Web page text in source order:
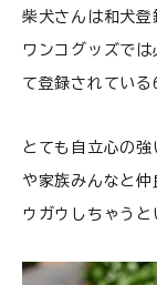
0120-
柴犬さんは和犬登
ワンコグッズで
て登録されている
とても自立心の
や家族みんなと
ウガウしちゃうと